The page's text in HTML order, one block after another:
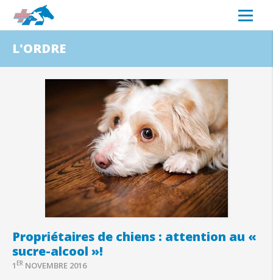
L'ORDRE
Propriétaires de chiens : attention au «
sucre-alcool »!
1 ER NOVEMBRE 2016